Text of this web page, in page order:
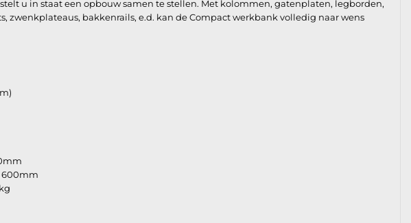
u in staat een opbouw samen te stellen. Met kolommen, gatenplaten, legborden,
zwenkplateaus, bakkenrails, e.d. kan de Compact werkbank volledig naar wens